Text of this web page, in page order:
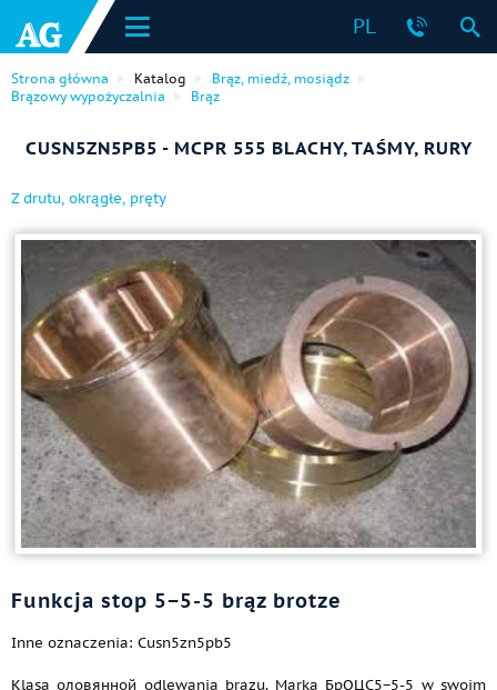
PL
Strona główna Katalog
Brąz, miedź, mosiądz
Brązowy wypożyczalnia
Brąz
CUSN5ZN5PB5 - MCPR 555 BLACHY, TAŚMY, RURY
Z drutu, okrągłe, pręty
Funkcja stop 5−5-5 brąz brotze
Inne oznaczenia: Cusn5zn5pb5
Klasa оловянной odlewania brązu. Marka БрОЦС5−5-5 w swoim